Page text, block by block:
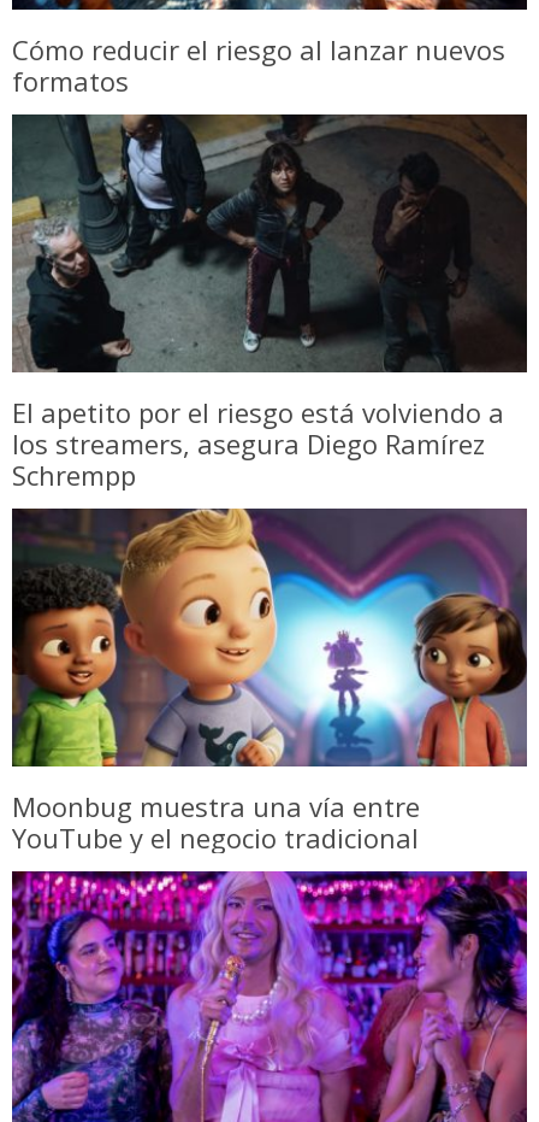
Cómo reducir el riesgo al lanzar nuevos
formatos
El apetito por el riesgo está volviendo a
los streamers, asegura Diego Ramírez
Schrempp
Moonbug muestra una vía entre
YouTube y el negocio tradicional